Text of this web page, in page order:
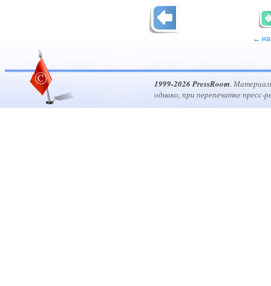
← на
1999-2026 PressRoom.
однако, при перепечатке пресс-